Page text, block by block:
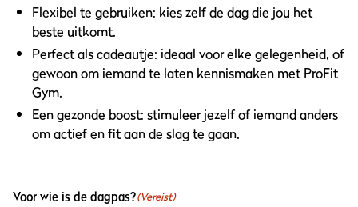
Flexibel te gebruiken: kies zelf de dag die jou het
beste uitkomt.
Perfect als cadeautje: ideaal voor elke gelegenheid, of
gewoon om iemand te laten kennismaken met ProFit
Gym.
Een gezonde boost: stimuleer jezelf of iemand anders
om actief en fit aan de slag te gaan.
Voor wie is de dagpas?(Vereist)